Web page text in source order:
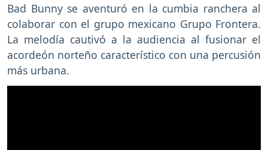
Bad Bunny se aventuró en la cumbia ranchera al
colaborar con el grupo mexicano Grupo Frontera.
La melodía cautivó a la audiencia al fusionar el
acordeón norteño característico con una percusión
más urbana.